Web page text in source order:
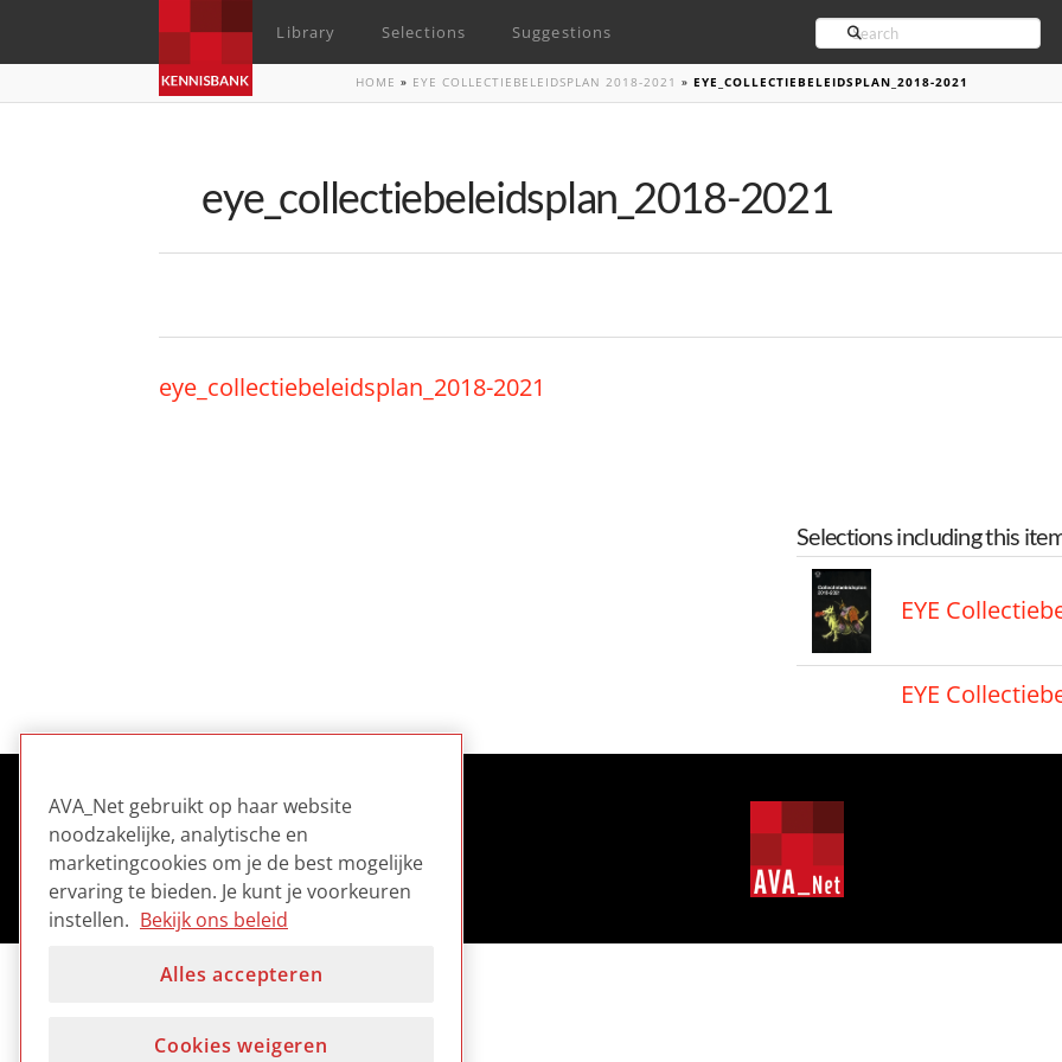
Library Selections Suggestions Search
HOME » EYE COLLECTIEBELEIDSPLAN 2018-2021 »EYE_COLLECTIEBELEIDSPLAN_2018-2021
eye_collectiebeleidsplan_2018-2021
eye_collectiebeleidsplan_2018-2021
Selections including this
EYE
EYE
AVA_Net gebruikt op haar website
noodzakelijke, analytische en
marketingcookies om je de best mogelijke
ervaring te bieden. Je kunt je voorkeuren
instellen. Bekijk ons beleid
Alles accepteren
Cookies weigeren